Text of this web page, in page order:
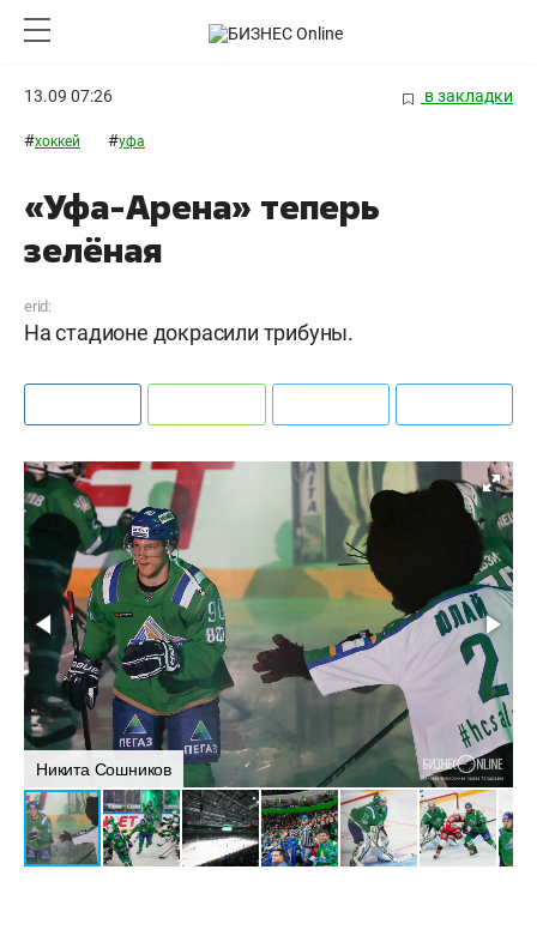
13.09 07:26 в закладки
#хоккей #уфа
«Уфа-Арена» теперь
зелёная
erid:
На стадионе докрасили трибуны.
Никита Сошников